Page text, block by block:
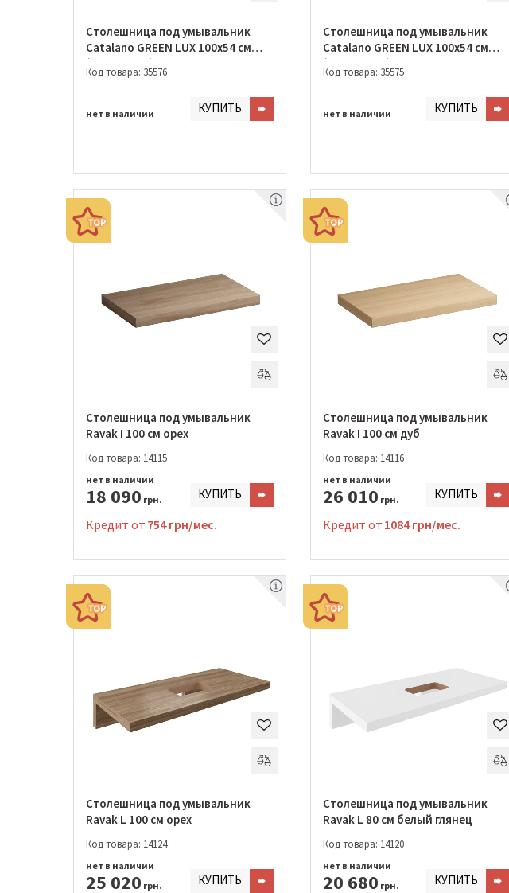
Столешница под умывальник
Catalano GREEN LUX 100х54 см
(1PC10C300)
Код товара: 35576
нет в наличии КУПИТЬ
Столешница под умывальник
Catalano GREEN LUX 100х54 см
(1PC10C200)
Код товара: 35575
нет в наличии КУПИТЬ
Столешница под умывальник
Ravak I 100 см орех
Код товара: 14115
18 090 грн.
нет в наличии
КУПИТЬ
Кредит от 754 грн/мес.
Столешница под умывальник
Ravak I 100 см дуб
Код товара: 14116
26 010 грн.
нет в наличии
КУПИТЬ
Кредит от 1084 грн/мес.
Столешница под умывальник
Ravak L 100 см орех
Код товара: 14124
25 020 грн.
нет в наличии
КУПИТЬ
Столешница под умывальник
Ravak L 80 см белый глянец
Код товара: 14120
20 680 грн.
нет в наличии
КУПИТЬ